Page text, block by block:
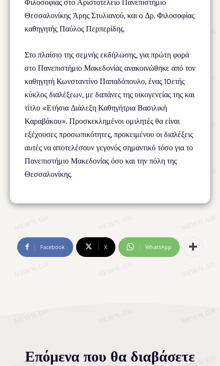
Φιλοσοφίας στο Αριστοτέλειο Πανεπιστήμιο
Θεσσαλονίκης Άρης Στυλιανού, και ο Δρ. Φιλοσοφίας
καθηγητής Παύλος Περπερίδης.
Στο πλαίσιο της σεμνής εκδήλωσης, για πρώτη φορά
στο Πανεπιστήμιο Μακεδονίας ανακοινώθηκε από τον
καθηγητή Κωνσταντίνο Παπαδόπουλο, ένας 10ετής
κύκλος διαλέξεων, με δαπάνες της οικογενείας της και
τίτλο «Ετήσια Διάλεξη Καθηγήτρια Βασιλική
Καραβάκου». Προσκεκλημένοι ομιλητές θα είναι
εξέχουσες προσωπικότητες, προκειμένου οι διαλέξεις
αυτές να αποτελέσουν γεγονός σημαντικό τόσο για το
Πανεπιστήμιο Μακεδονίας όσο και την πόλη της
Θεσσαλονίκης.
Facebook X WhatsApp
Επόμενα που θα διαβάσετε